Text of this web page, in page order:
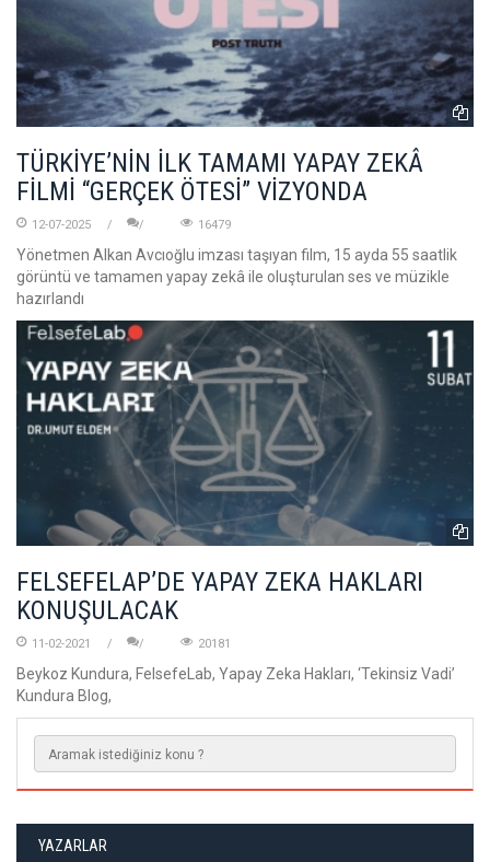
TÜRKİYE’NİN İLK TAMAMI YAPAY ZEKÂ
FİLMİ “GERÇEK ÖTESİ” VİZYONDA
12-07-2025 16479
Yönetmen Alkan Avcıoğlu imzası taşıyan film, 15 ayda 55 saatlik
görüntü ve tamamen yapay zekâ ile oluşturulan ses ve müzikle
hazırlandı
FELSEFELAP’DE YAPAY ZEKA HAKLARI
KONUŞULACAK
11-02-2021 20181
Beykoz Kundura, FelsefeLab, Yapay Zeka Hakları, ‘Tekinsiz Vadi’
Kundura Blog,
YAZARLAR